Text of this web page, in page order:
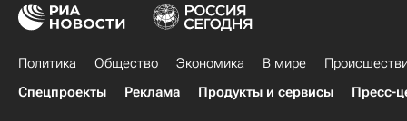
Политика Общество Экономика В мире
Спецпроекты
Реклама Продукты и сервисы Пресс-